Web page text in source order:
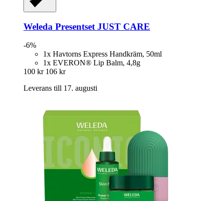
Weleda Presentset JUST CARE
-6%
1x Havtorns Express Handkräm, 50ml
1x EVERON® Lip Balm, 4,8g
100 kr 106 kr
Leverans till 17. augusti